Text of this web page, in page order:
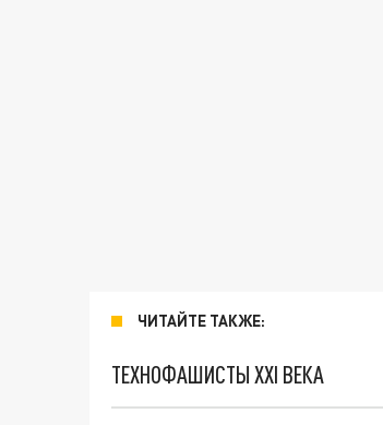
ЧИТАЙТЕ ТАКЖЕ:
ТЕХНОФАШИСТЫ XXI ВЕКА